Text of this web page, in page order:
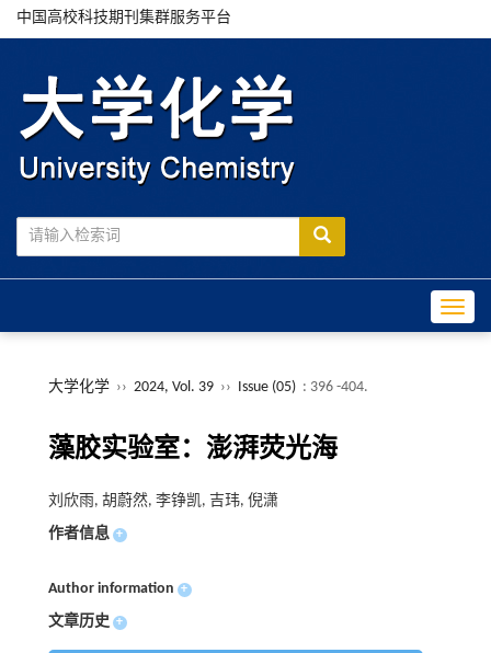
中国高校科技期刊集群服务平台
大学化学 ›› 2024, Vol. 39 ›› Issue (05) : 396 -404.
藻胶实验室：澎湃荧光海
刘欣雨, 胡蔚然, 李铮凯, 吉玮, 倪潇
作者信息 +
Author information +
文章历史 +